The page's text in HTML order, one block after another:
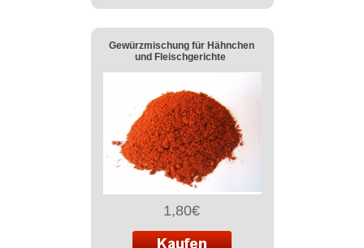
Gewürzmischung für Hähnchen
und Fleischgerichte
1,80€